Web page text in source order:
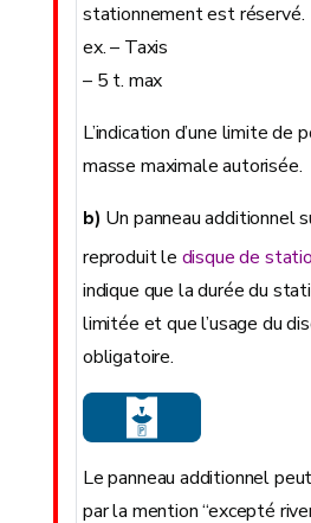
stationnement est réservé.
ex. – Taxis
– 5 t. max
L’indication d’une limite de
masse maximale autorisée.
b) Un panneau additionnel
reproduit le disque de
indique que la durée du
limitée et que l’usage du
obligatoire.
Le panneau additionnel
par la mention “excepté